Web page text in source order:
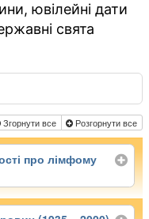
ювілейні дати
свята
Згорнути все Розгорнути все
про лімфому